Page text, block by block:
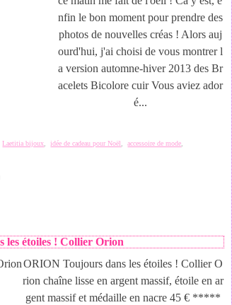
nfin le bon moment pour prendre des
photos de nouvelles créas ! Alors auj
ourd'hui, j'ai choisi de vous montrer l
a version automne-hiver 2013 des Br
acelets Bicolore cuir Vous aviez ador
é...
Laetitia bijoux ,idée de cadeau pour Noël ,accessoire de mode
les étoiles ! Collier Orion
ORION Toujours dans les étoiles ! Collier O
rion chaîne lisse en argent massif, étoile en ar
gent massif et médaille en nacre 45 € *****